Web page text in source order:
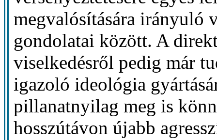
megvalósítására irányuló
gondolatai között. A
viselkedésről pedig már
igazoló ideológia
pillanatnyilag meg is
hosszútávon újabb